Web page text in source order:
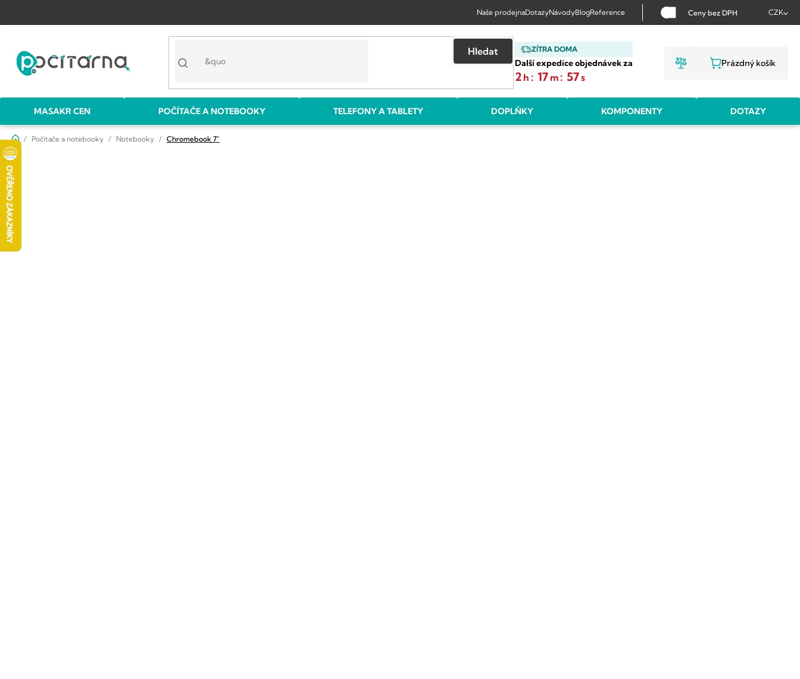
obsah
Naše prodejnaDotazyNávodyBlogReference Ceny bez DPH CZK
ZÍTRA DOMA
Další expedice objednávek za
2 h : 17 m : 56 s
Hledat
NÁKUPNÍ
Prázdný košík
MASAKR CEN POČÍTAČE A NOTEBOOKY TELEFONY A TABLETY DOPLŇKY KOMPONENTY DOTAZY
DomůPočítače a notebooky Notebooky Chromebook 7"
P
o
s
t
r
a